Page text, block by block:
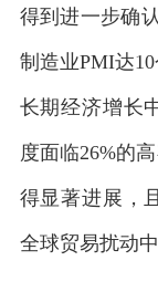
得到进一步确
制造业PMI达
长期经济增长
度面临26%的
得显著进展，
全球贸易扰动